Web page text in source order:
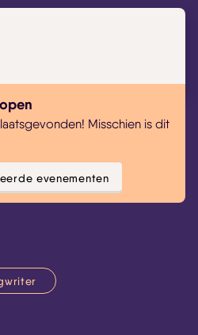
Misschien is dit
evenementen